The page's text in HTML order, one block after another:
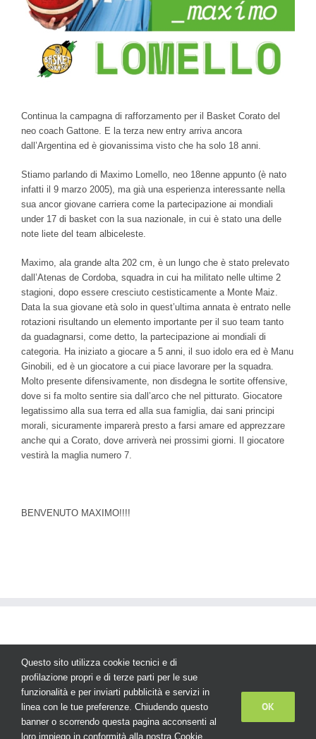
Continua la campagna di rafforzamento per il Basket Corato del
neo coach Gattone. E la terza new entry arriva ancora
dall’Argentina ed è giovanissima visto che ha solo 18 anni.
Stiamo parlando di Maximo Lomello, neo 18enne appunto (è nato
infatti il 9 marzo 2005), ma già una esperienza interessante nella
sua ancor giovane carriera come la partecipazione ai mondiali
under 17 di basket con la sua nazionale, in cui è stato una delle
note liete del team albiceleste.
Maximo, ala grande alta 202 cm, è un lungo che è stato prelevato
dall’Atenas de Cordoba, squadra in cui ha militato nelle ultime 2
stagioni, dopo essere cresciuto cestisticamente a Monte Maiz.
Data la sua giovane età solo in quest’ultima annata è entrato nelle
rotazioni risultando un elemento importante per il suo team tanto
da guadagnarsi, come detto, la partecipazione ai mondiali di
categoria. Ha iniziato a giocare a 5 anni, il suo idolo era ed è Manu
Ginobili, ed è un giocatore a cui piace lavorare per la squadra.
Molto presente difensivamente, non disdegna le sortite offensive,
dove si fa molto sentire sia dall’arco che nel pitturato. Giocatore
legatissimo alla sua terra ed alla sua famiglia, dai sani principi
morali, sicuramente imparerà presto a farsi amare ed apprezzare
anche qui a Corato, dove arriverà nei prossimi giorni. Il giocatore
vestirà la maglia numero 7.
BENVENUTO MAXIMO!!!!
© Copyright 2026 | AS Basket Corato - Tutti i diritti sono riservati
Questo sito utilizza cookie tecnici e di
profilazione propri e di terze parti per le sue
funzionalità e per inviarti pubblicità e servizi in
linea con le tue preferenze. Chiudendo questo
banner o scorrendo questa pagina acconsenti al
loro impiego in conformità alla nostra Cookie
OK